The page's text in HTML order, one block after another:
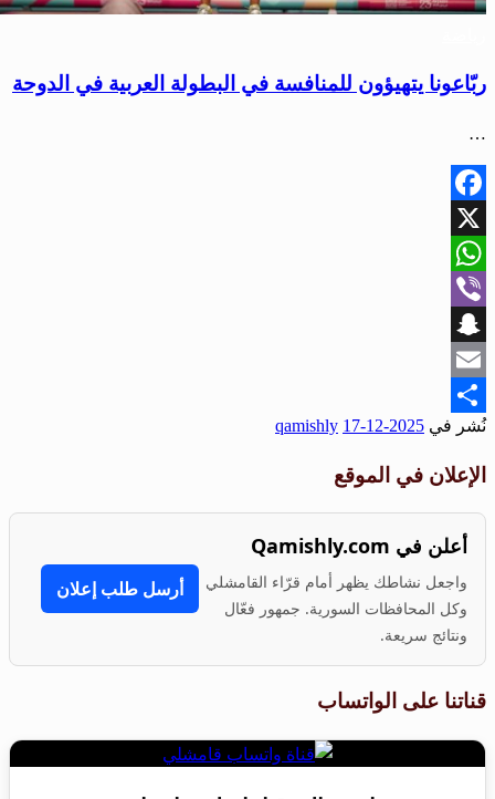
يتهيؤون للمنافسة في البطولة العربية في الدوحة
في 2025-12-17
qamishly
في الموقع
أعلن في Qamishly.com
واجعل نشاطك يظهر أمام قرّاء القامشلي
وكل المحافظات السورية. جمهور فعّال
ونتائج سريعة.
أرسل طلب إعلان
على الواتساب